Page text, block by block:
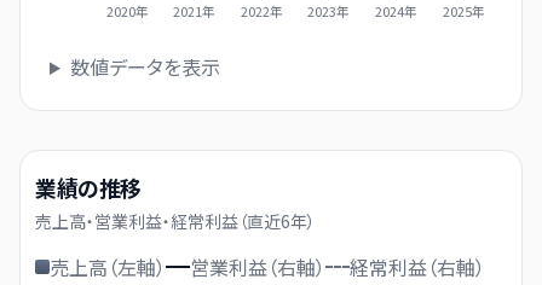
2020年 2021年 2022年 2023年 2024年 2025年
数値データを表示
業績の推移
売上高・営業利益・経常利益（直近6年）
売上高（左軸） 営業利益（右軸） 経常利益（右軸）